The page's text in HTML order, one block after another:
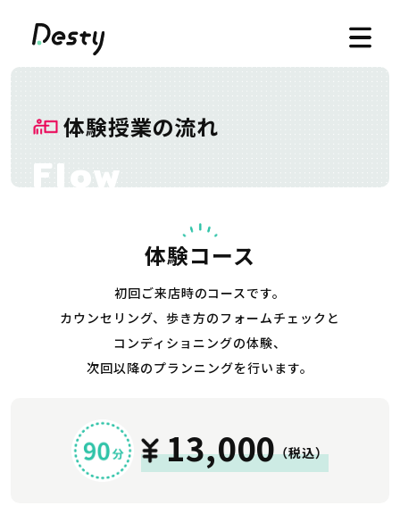
体験授業の流れ
体験コース
初回ご来店時のコースです。
カウンセリング、歩き方のフォームチェックと
コンディショニングの体験、
次回以降のプランニングを行います。
13,000（税込）